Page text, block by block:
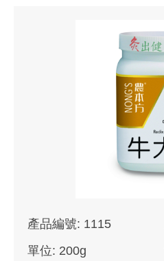
產品編號: 1115
單位: 200g